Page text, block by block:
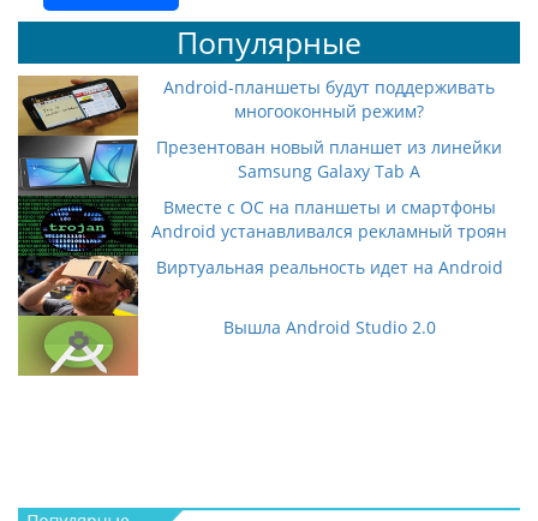
Популярные
Android-планшеты будут поддерживать
многооконный режим?
Презентован новый планшет из линейки
Samsung Galaxy Tab A
Вместе с ОС на планшеты и смартфоны
Android устанавливался рекламный троян
Виртуальная реальность идет на Android
Вышла Android Studio 2.0